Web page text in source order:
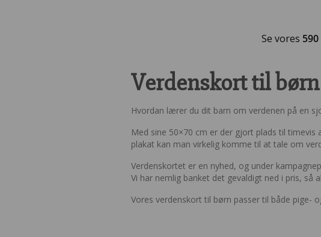
Se vores 590
Verdenskort til børn
Hvordan lærer du dit barn om verdenen på en
Med sine 50×70 cm er der gjort plads til
plakat kan man virkelig komme til at tale om
Verdenskortet er en nyhed, og under
Vi har nemlig banket det gevaldigt ned i pris,
Vores verdenskort til børn passer til både pige-